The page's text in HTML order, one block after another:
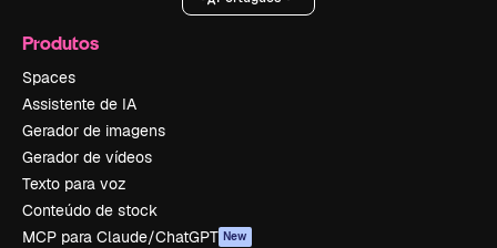
Produtos
Spaces
Assistente de IA
Gerador de imagens
Gerador de vídeos
Texto para voz
Conteúdo de stock
MCP para Claude/ChatGPT New